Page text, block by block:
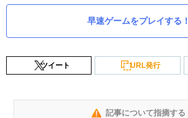
早速ゲームをプレイする！
ツイート URL発行
記事について指摘する